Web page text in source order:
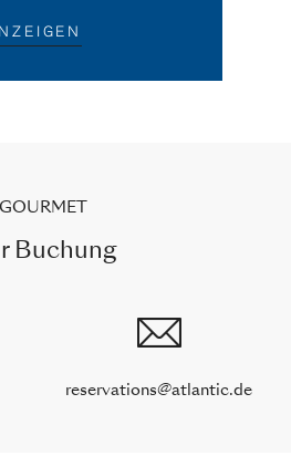
GOURMET
Buchung
reservations@atlantic.de